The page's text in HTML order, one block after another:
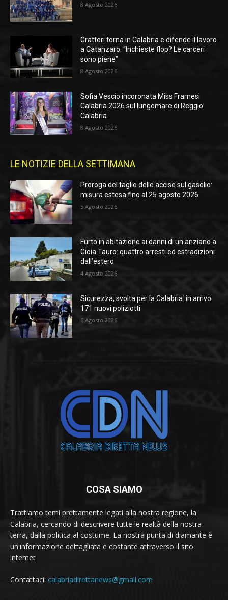
8 Agosto 2026
Gratteri torna in Calabria e difende il lavoro
a Catanzaro: “Inchieste flop? Le carceri
sono piene”
8 Agosto 2026
Sofia Vescio incoronata Miss Framesi
Calabria 2026 sul lungomare di Reggio
Calabria
8 Agosto 2026
LE NOTIZIE DELLA SETTIMANA
Proroga del taglio delle accise sul gasolio:
misura estesa fino al 25 agosto 2026
5 Agosto 2026
Furto in abitazione ai danni di un anziano a
Gioia Tauro: quattro arresti ed estradizioni
dall’estero
4 Agosto 2026
Sicurezza, svolta per la Calabria: in arrivo
171 nuovi poliziotti
6 Agosto 2026
COSA SIAMO
Trattiamo temi prettamente legati alla nostra regione, la
Calabria, cercando di descrivere tutte le realtà della nostra
terra, dalla politica al costume. La nostra punta di diamante è
un'informazione dettagliata e costante attraverso il sito
internet
Contattaci: calabriadirettanews@gmail.com